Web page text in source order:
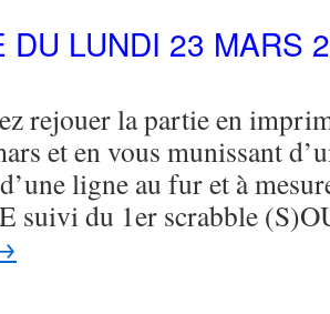
DU LUNDI 23 MARS
rejouer la partie en
et en vous munissant
ligne au fur et à
suivi du 1er scrabble